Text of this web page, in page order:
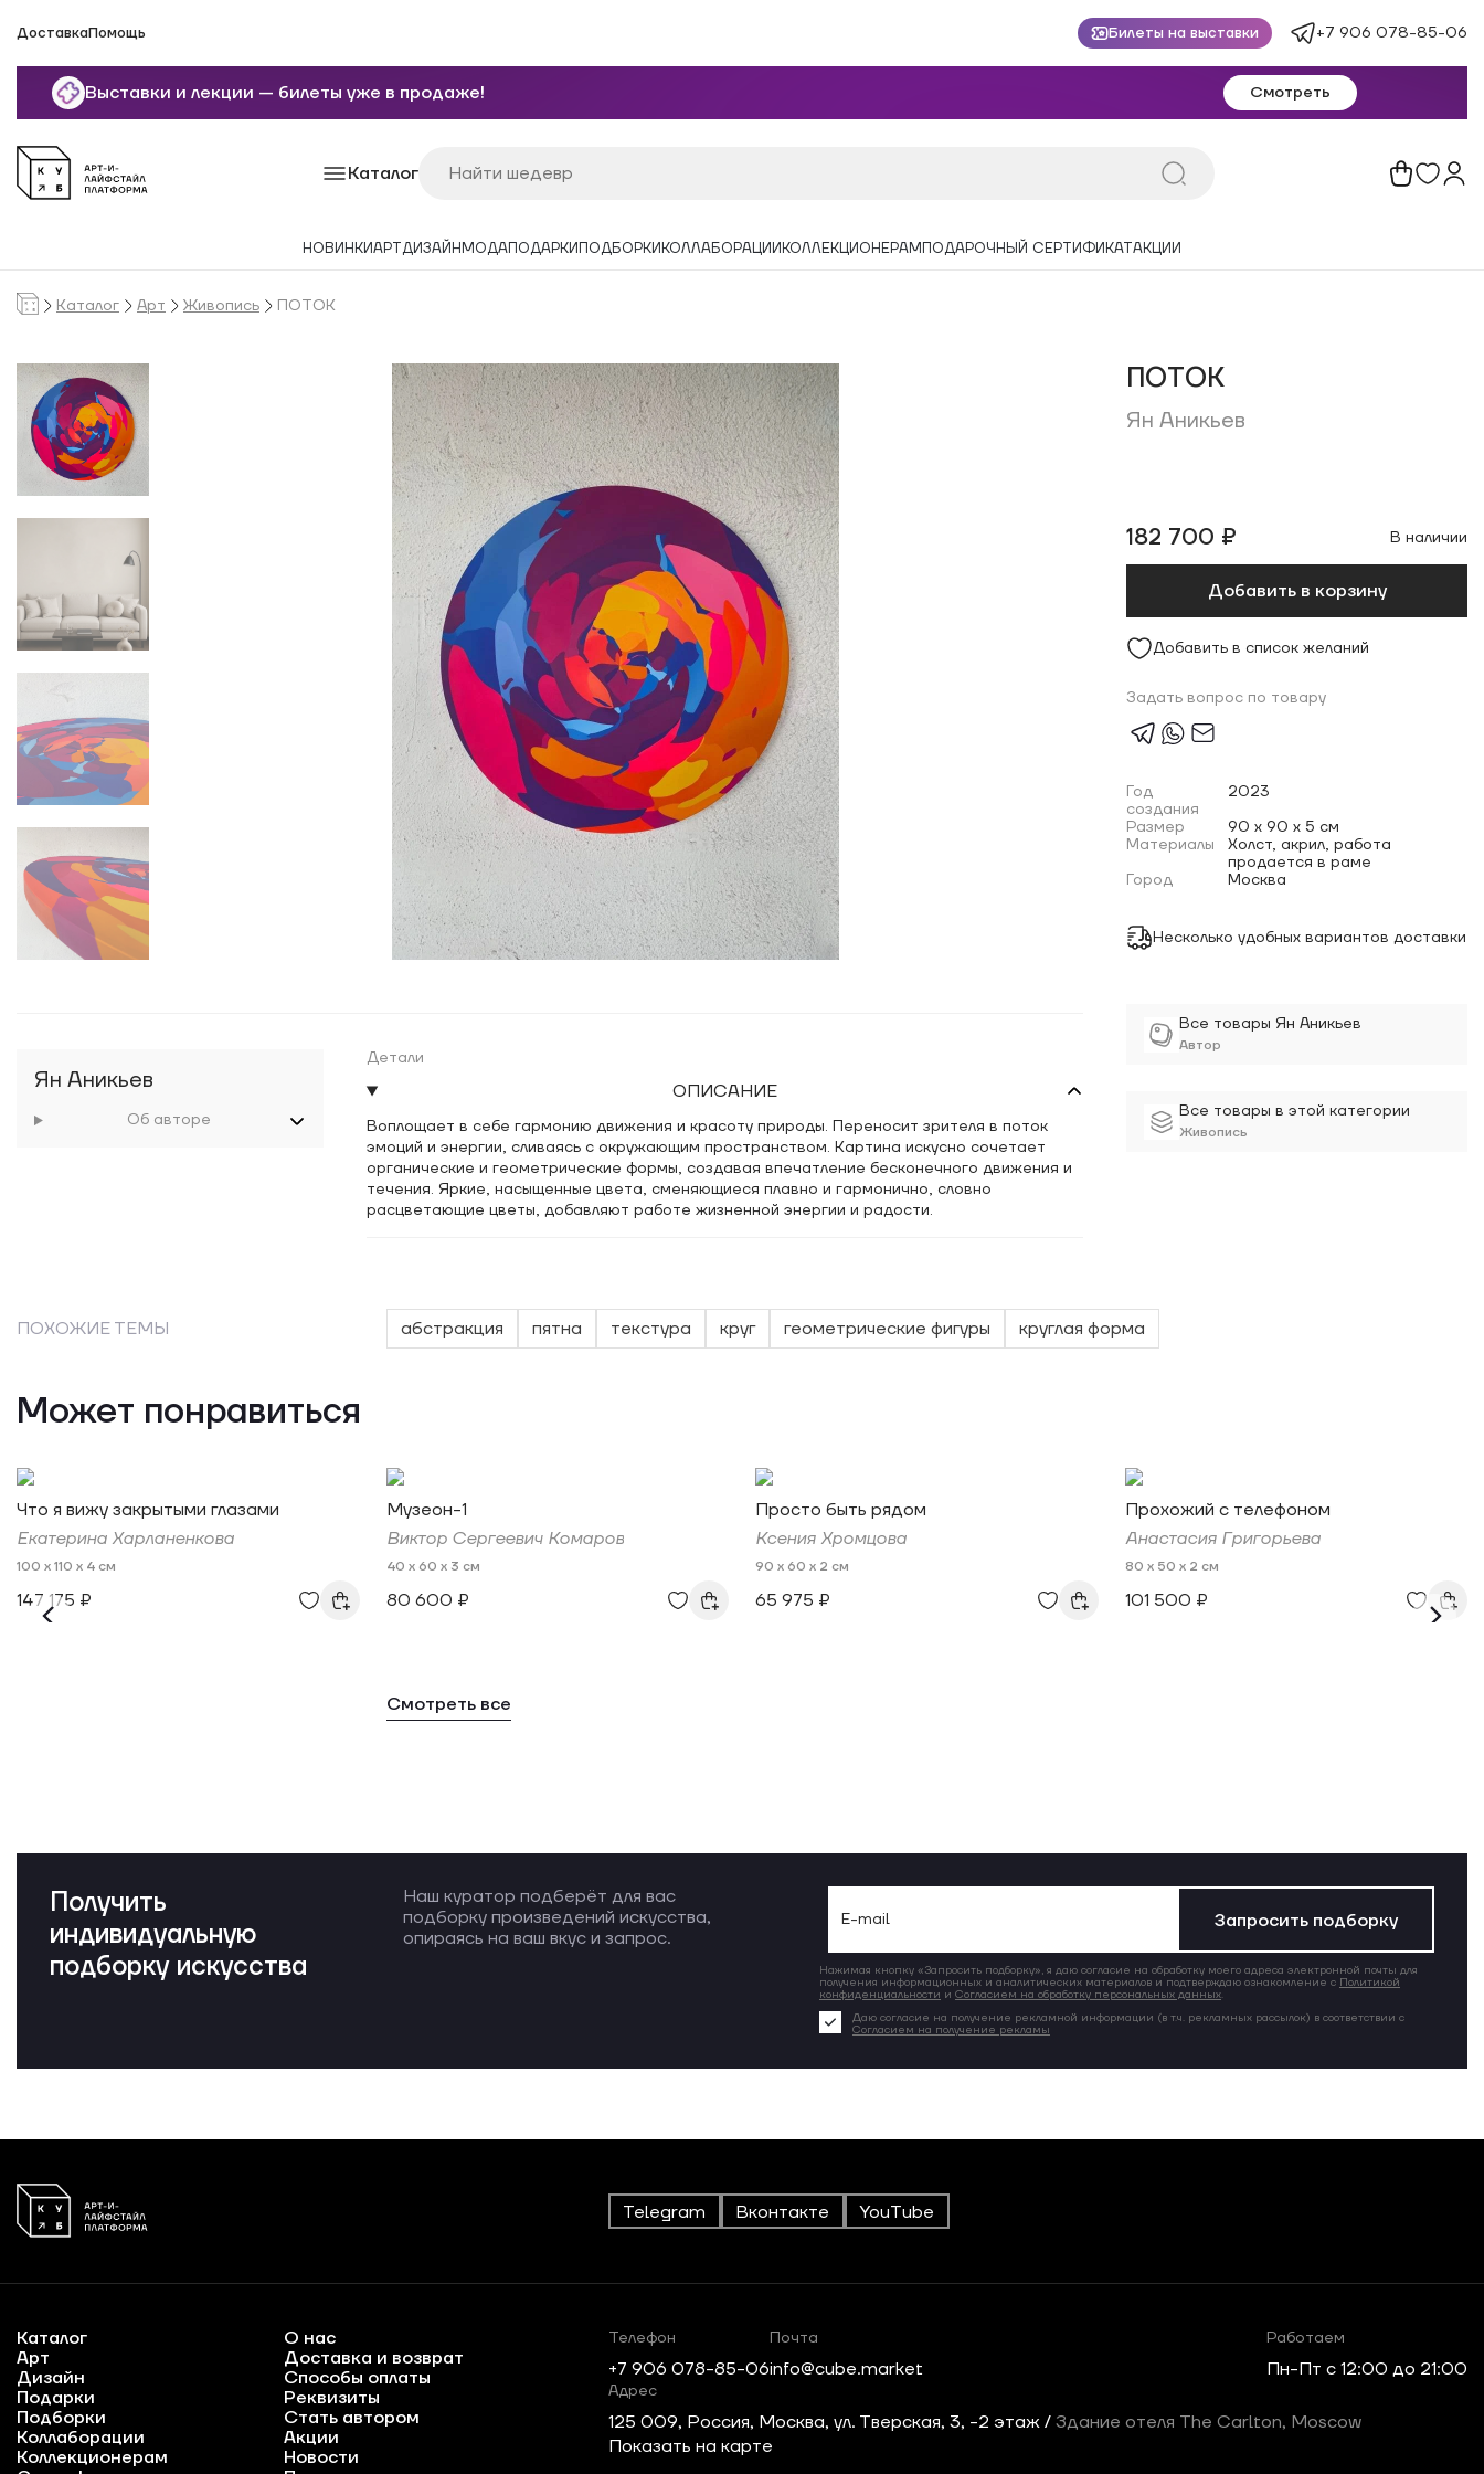
ДоставкаПомощь Билеты на выставки +7 906 078-85-06
Выставки и лекции — билеты уже в продаже! Смотреть
Каталог
НОВИНКИАРТДИЗАЙН МОДАПОДАРКИ ПОДБОРКИ КОЛЛАБОРАЦИИ КОЛЛЕКЦИОНЕРАМ ПОДАРОЧНЫЙ СЕРТИФИКАТАКЦИИ
Каталог Арт Живопись ПОТОК
ПОТОК
Ян Аникьев
182 700 ₽ В наличии
Добавить в корзину
Добавить в список желаний
Задать вопрос по товару
Год
создания
2023
Размер
90 x 90 x 5 см
Материалы
Холст, акрил, работа
продается в раме
Город
Москва
Несколько удобных вариантов доставки
Все товары Ян Аникьев
Автор
Все товары в этой категории
Живопись
Ян Аникьев
Об авторе
Детали
ОПИСАНИЕ
Воплощает в себе гармонию движения и красоту природы. Переносит зрителя в поток
эмоций и энергии, сливаясь с окружающим пространством. Картина искусно сочетает
органические и геометрические формы, создавая впечатление бесконечного движения и
течения. Яркие, насыщенные цвета, сменяющиеся плавно и гармонично, словно
расцветающие цветы, добавляют работе жизненной энергии и радости.
ПОХОЖИЕ ТЕМЫ абстракция пятна текстура круг геометрические фигуры круглая форма
Может понравиться
Что я вижу закрытыми глазами
Екатерина Харланенкова
100 x 110 x 4 см
147 175 ₽
Музеон-1
Виктор Сергеевич Комаров
40 x 60 x 3 см
80 600 ₽
Просто быть рядом
Ксения Хромцова
90 x 60 x 2 см
65 975 ₽
Прохожий с телефоном
Анастасия Григорьева
80 x 50 x 2 см
101 500 ₽
Смотреть все
Получить
индивидуальную
подборку искусства
Наш куратор подберёт для вас
подборку произведений искусства,
опираясь на ваш вкус и запрос.
Запросить подборку
Нажимая кнопку «Запросить подборку», я даю согласие на обработку моего адреса электронной почты для
получения информационных и аналитических материалов и подтверждаю ознакомление с Политикой
конфиденциальности и Согласием на обработку персональных данных.
Даю согласие на получение рекламной информации (в т.ч. рекламных рассылок) в соответствии с
Согласием на получение рекламы
Telegram Вконтакте YouTube
Каталог
Арт
Дизайн
Подарки
Подборки
Коллаборации
Коллекционерам
О нас
Доставка и возврат
Способы оплаты
Реквизиты
Стать автором
Акции
Новости
Телефон
+7 906 078-85-06
Почта
info@cube.market
Работаем
Пн-Пт c 12:00 до 21:00
Адрес
125 009, Россия, Москва, ул. Тверская, 3, -2 этаж / Здание отеля The Carlton, Moscow
Показать на карте